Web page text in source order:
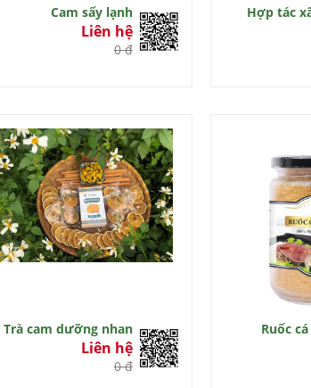
Cam sấy lạnh
Liên hệ
0 đ
Hợp tác
Trà cam dưỡng nhan
Liên hệ
0 đ
Ruốc